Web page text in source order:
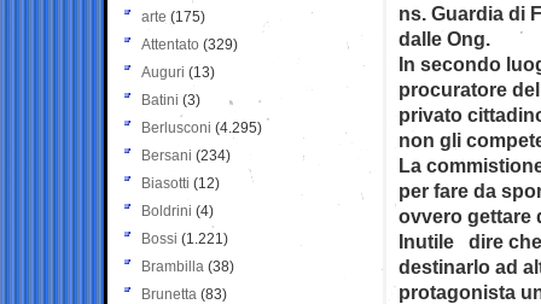
ns. Guardia di
dalle Ong.
In secondo
procuratore
privato
non gli
La
per fare da
ovvero gettare
Inutile dire
destinarlo ad
protagonista
arte (175)
Attentato (329)
Auguri (13)
Batini (3)
Berlusconi (4.295)
Bersani (234)
Biasotti (12)
Boldrini (4)
Bossi (1.221)
Brambilla (38)
Brunetta (83)